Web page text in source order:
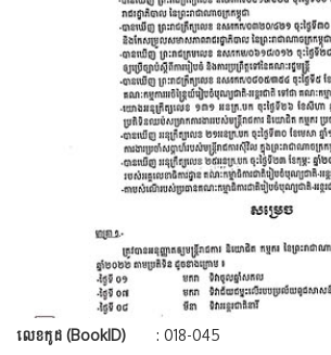
លេខកូដ (BookID) : 018-045